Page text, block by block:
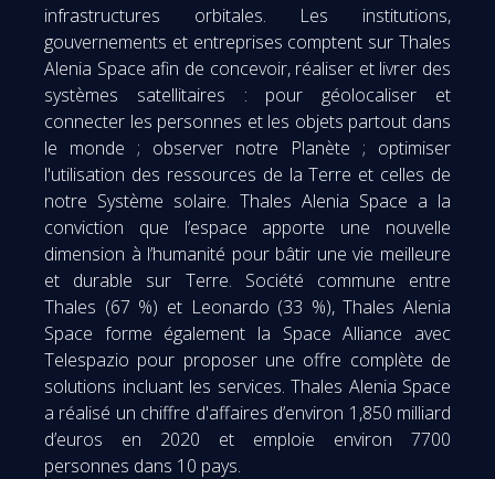
infrastructures orbitales. Les institutions,
gouvernements et entreprises comptent sur Thales
Alenia Space afin de concevoir, réaliser et livrer des
systèmes satellitaires : pour géolocaliser et
connecter les personnes et les objets partout dans
le monde ; observer notre Planète ; optimiser
l'utilisation des ressources de la Terre et celles de
notre Système solaire. Thales Alenia Space a la
conviction que l’espace apporte une nouvelle
dimension à l’humanité pour bâtir une vie meilleure
et durable sur Terre. Société commune entre
Thales (67 %) et Leonardo (33 %), Thales Alenia
Space forme également la Space Alliance avec
Telespazio pour proposer une offre complète de
solutions incluant les services. Thales Alenia Space
a réalisé un chiffre d'affaires d’environ 1,850 milliard
d’euros en 2020 et emploie environ 7700
personnes dans 10 pays.